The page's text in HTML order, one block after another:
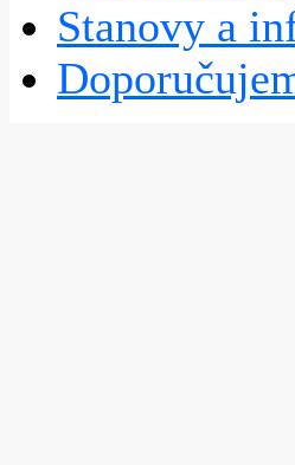
Stanovy a